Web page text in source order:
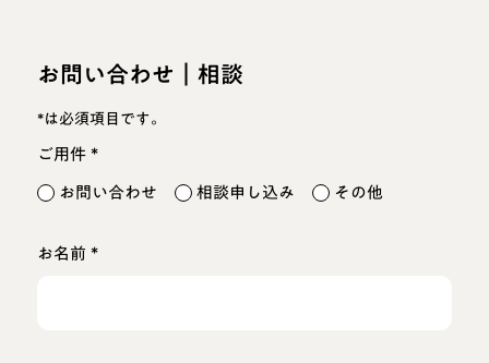
お問い合わせ｜相談
*は必須項目です。
ご用件 *
お問い合わせ 相談申し込み その他
お名前 *